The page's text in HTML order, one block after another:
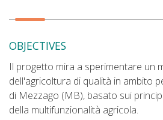
OBJECTIVES
Il progetto mira a sperimentare un
dell'agricoltura di qualità in ambito
di Mezzago (MB), basato sui
della multifunzionalità agricola.